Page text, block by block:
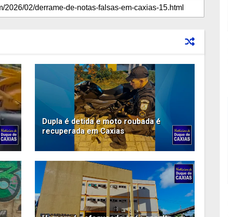
Dupla é detida e moto roubada é
recuperada em Caxias